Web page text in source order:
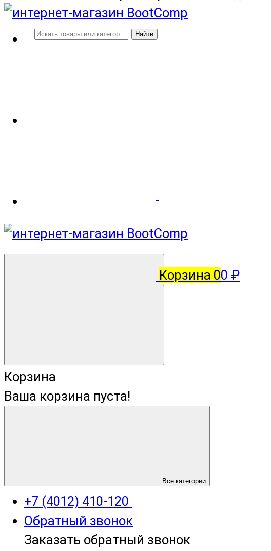
+7 (4012) 410-120
Обратный звонок
Заказать обратный звонок
Найти
Корзина 00 ₽
Корзина
Ваша корзина пуста!
Все категории